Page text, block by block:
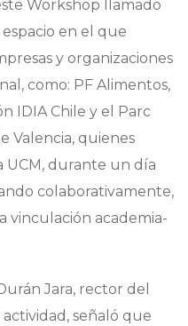
Workshop llamado
espacio en el que
y organizaciones
como: PF Alimentos,
IDIA Chile y el Parc
Valencia, quienes
UCM, durante un día
colaborativamente,
vinculación academia-
Jara, rector del
señaló que